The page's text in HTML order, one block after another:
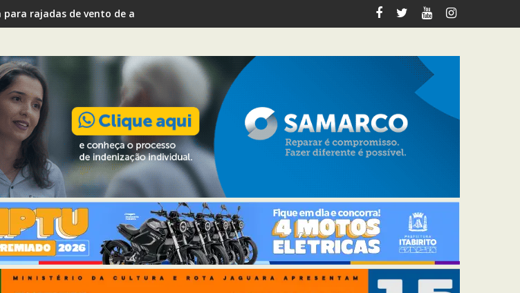
para rajadas de vento de até 80 km/h em Itabirito